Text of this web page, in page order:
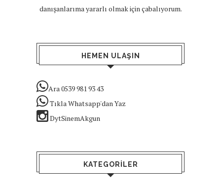
danışanlarıma yararlı olmak için çabalıyorum.
HEMEN ULAŞIN
Ara 0539 981 93 43
Tıkla Whatsapp'dan Yaz
DytSinemAkgun
KATEGORILER